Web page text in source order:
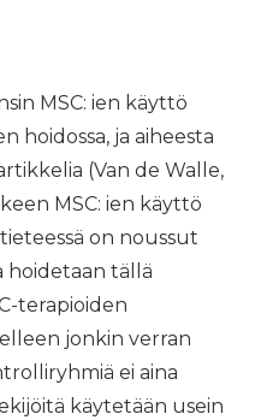
MSC: ien käyttö
hoidossa, ja aiheesta
(Van de Walle,
MSC: ien käyttö
on noussut
hoidetaan tällä
terapioiden
jonkin verran
ei aina
käytetään usein